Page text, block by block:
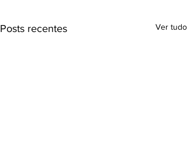
Posts recentes Ver tudo